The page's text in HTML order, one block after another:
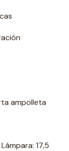
ampolleta
17,5